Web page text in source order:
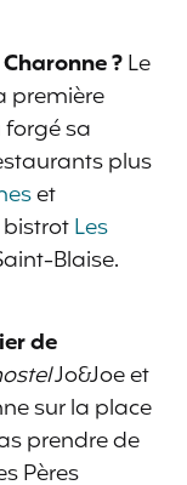
?Le
première
forgé sa
plus
et
bistrotLes
Blaise.
de
Jo&Joe et
sur la place
prendre de
Pères